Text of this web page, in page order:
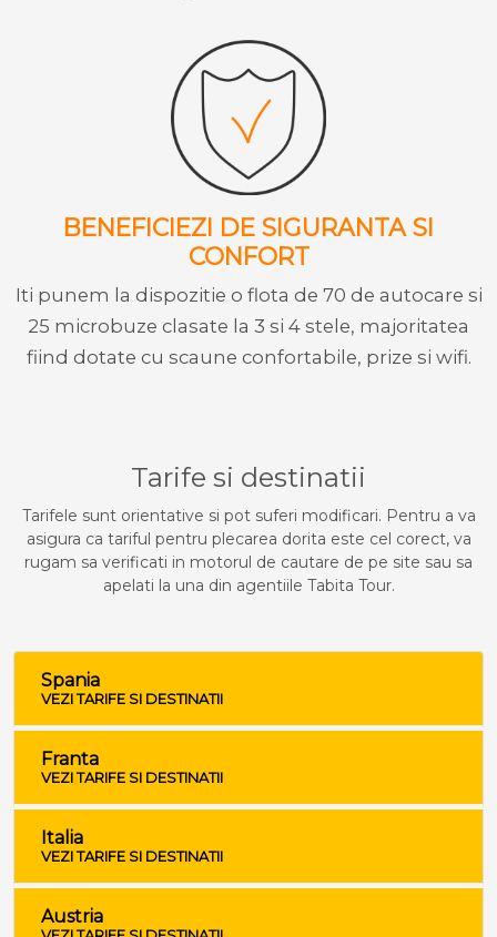
BENEFICIEZI DE SIGURANTA SI
CONFORT
Iti punem la dispozitie o flota de 70 de autocare si
25 microbuze clasate la 3 si 4 stele, majoritatea
fiind dotate cu scaune confortabile, prize si wifi.
Tarife si destinatii
Tarifele sunt orientative si pot suferi modificari. Pentru a va
asigura ca tariful pentru plecarea dorita este cel corect, va
rugam sa verificati in motorul de cautare de pe site sau sa
apelati la una din agentiile Tabita Tour.
Spania
VEZI TARIFE SI DESTINATII
Franta
VEZI TARIFE SI DESTINATII
Italia
VEZI TARIFE SI DESTINATII
Austria